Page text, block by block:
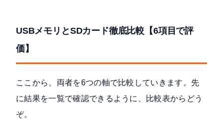
USBメモリとSDカード徹底比較【6項目で評
価】
ここから、両者を6つの軸で比較していきます。先
に結果を一覧で確認できるように、比較表からどう
ぞ。